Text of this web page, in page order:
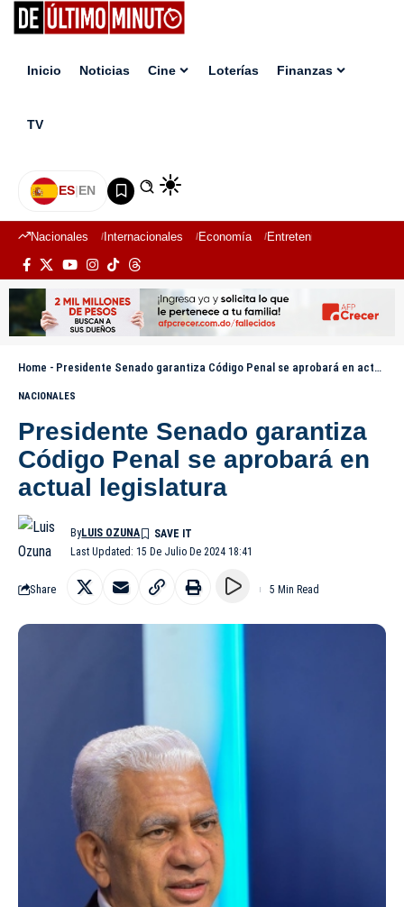
Inicio Noticias Cine Loterías Finanzas
TV
ES|EN
Nacionales Internacionales Economía Entretenimiento
Home - Presidente Senado garantiza Código Penal se aprobará en actual legislatura
NACIONALES
Presidente Senado garantiza
Código Penal se aprobará en
actual legislatura
Last Updated: 15 De Julio De 2024 18:41
ByLUIS OZUNA
Share 5 Min Read